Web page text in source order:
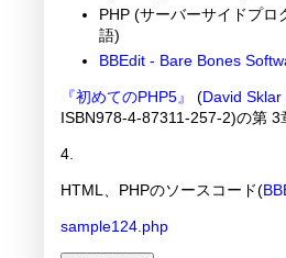
PHP (サーバーサイドプロ
語)
BBEdit - Bare Bones
『初めてのPHP5』 (David Sklar
ISBN978-4-87311-257-2)の第 3
4.
HTML、PHPのソースコード(
sample124.php